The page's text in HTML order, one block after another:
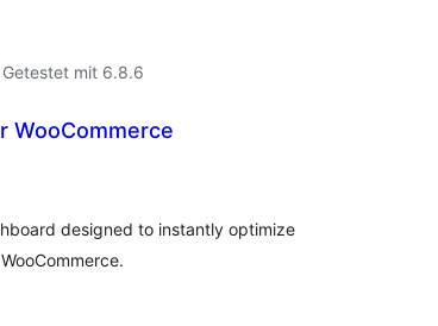
Getestet mit 6.8.6
WooCommerce
designed to instantly optimize